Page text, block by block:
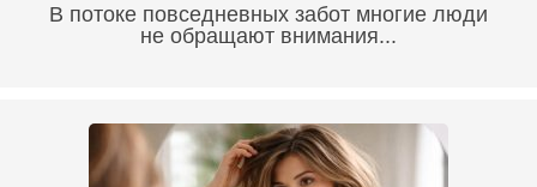
В потоке повседневных забот многие люди
не обращают внимания...